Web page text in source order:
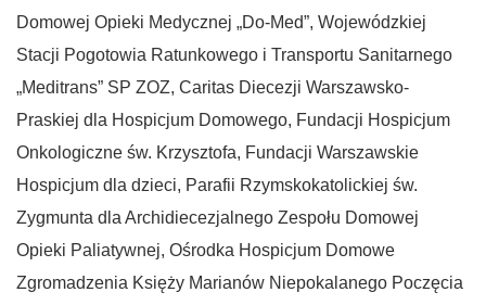
Domowej Opieki Medycznej „Do-Med”, Wojewódzkiej
Stacji Pogotowia Ratunkowego i Transportu Sanitarnego
„Meditrans” SP ZOZ, Caritas Diecezji Warszawsko-
Praskiej dla Hospicjum Domowego, Fundacji Hospicjum
Onkologiczne św. Krzysztofa, Fundacji Warszawskie
Hospicjum dla dzieci, Parafii Rzymskokatolickiej św.
Zygmunta dla Archidiecezjalnego Zespołu Domowej
Opieki Paliatywnej, Ośrodka Hospicjum Domowe
Zgromadzenia Księży Marianów Niepokalanego Poczęcia